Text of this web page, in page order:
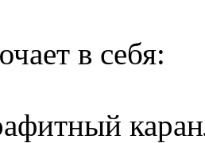
в себя: